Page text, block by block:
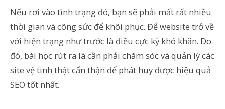
Nếu rơi vào tình trạng đó, bạn sẽ phải mất rất nhiều
thời gian và công sức để khôi phục. Để website trở về
với hiện trạng như trước là điều cực kỳ khó khăn. Do
đó, bài học rút ra là cần phải chăm sóc và quản lý các
site vệ tinh thật cẩn thận để phát huy được hiệu quả
SEO tốt nhất.